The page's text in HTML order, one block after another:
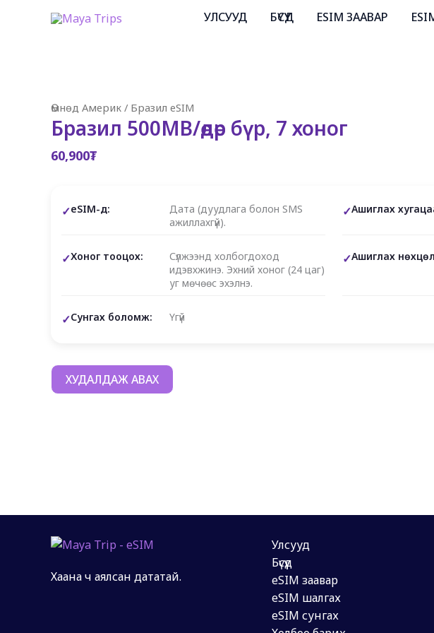
УЛСУУД БҮСҮҮД ESIM ЗААВАР
Өмнөд Америк / Бразил eSIM
Бразил 500MB/өдөр бүр, 7 хоног
60,900₮
eSIM-д:
Дата (дуудлага болон SMS
ажиллахгүй).
Ашиглах
Хоног тооцох:
Сүлжээнд холбогдоход
идэвхжинэ. Эхний хоног (24 цаг)
уг мөчөөс эхэлнэ.
Ашиглах
Сунгах боломж: Үгүй
ХУДАЛДАЖ АВАХ
Хаана ч аялсан дататай.
Улсууд
Бүсүүд
eSIM заавар
eSIM шалгах
eSIM сунгах